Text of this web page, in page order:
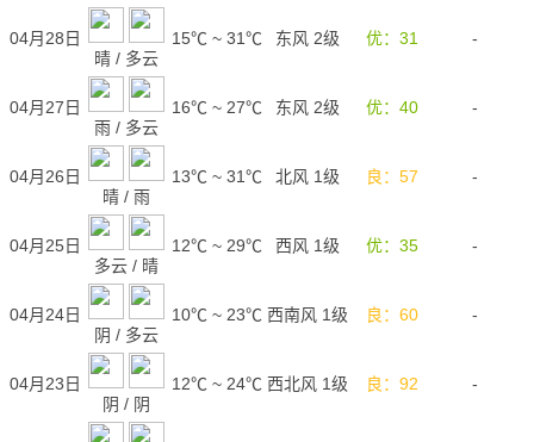
04月28日
晴 / 多云
15℃ ~ 31℃ 东风 2级 优：31 -
04月27日
雨 / 多云
16℃ ~ 27℃ 东风 2级 优：40 -
04月26日
晴 / 雨
13℃ ~ 31℃ 北风 1级 良：57 -
04月25日
多云 / 晴
12℃ ~ 29℃ 西风 1级 优：35 -
04月24日
阴 / 多云
10℃ ~ 23℃ 西南风 1级 良：60 -
04月23日
阴 / 阴
12℃ ~ 24℃ 西北风 1级 良：92 -